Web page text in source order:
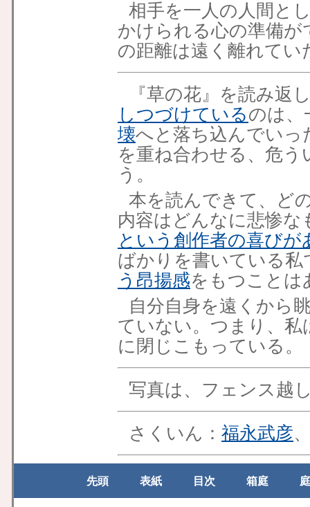
相手を一人の人間と
かけられる心の準備
の距離は遠く離れてい
『草の花』を読み返
しつづけているのは、
壊へと落ち込んでいっ
を重ね合わせる、危
う。
本を読んできて、ど
内容はどんなに悲惨な
という創作者の喜びが
ばかりを書いている私
う昂揚感をもつことは
自分自身を遠くから
ていない。つまり、私
に閉じこもっている。
写真は、フェンス越
さくいん： 福永武彦
先頭 表紙 目次 箱庭